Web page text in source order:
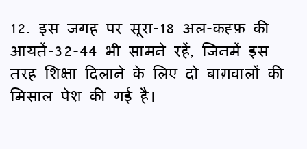
12. इस जगह पर सूरा-18 अल-कह्फ़ की
आयतें-32-44 भी सामने रहें, जिनमें इस
तरह शिक्षा दिलाने के लिए दो बाग़वालों की
मिसाल पेश की गई है।